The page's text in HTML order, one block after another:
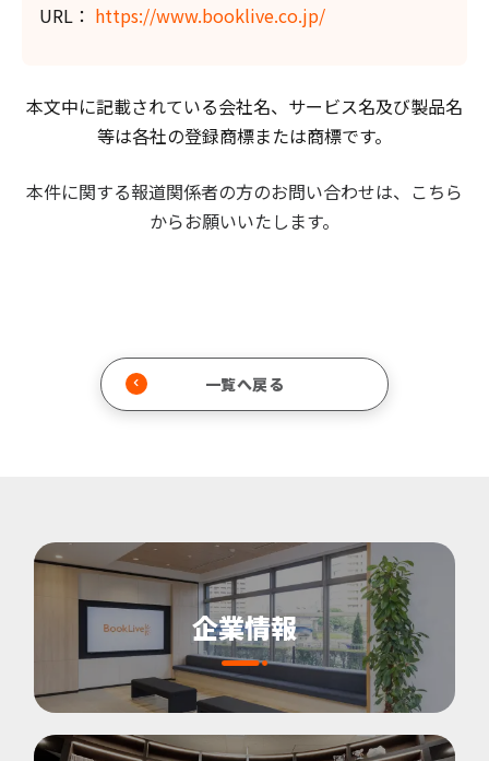
URL： https://www.booklive.co.jp/
本文中に記載されている会社名、サービス名及び製品名
等は各社の登録商標または商標です。
本件に関する報道関係者の方のお問い合わせは、 こちら
からお願いいたします。
一覧へ戻る
企業情報